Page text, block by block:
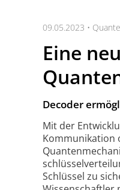
09.05.2023 •
Eine
Decoder
Mit der
Kommunikation
Schlüssel zu